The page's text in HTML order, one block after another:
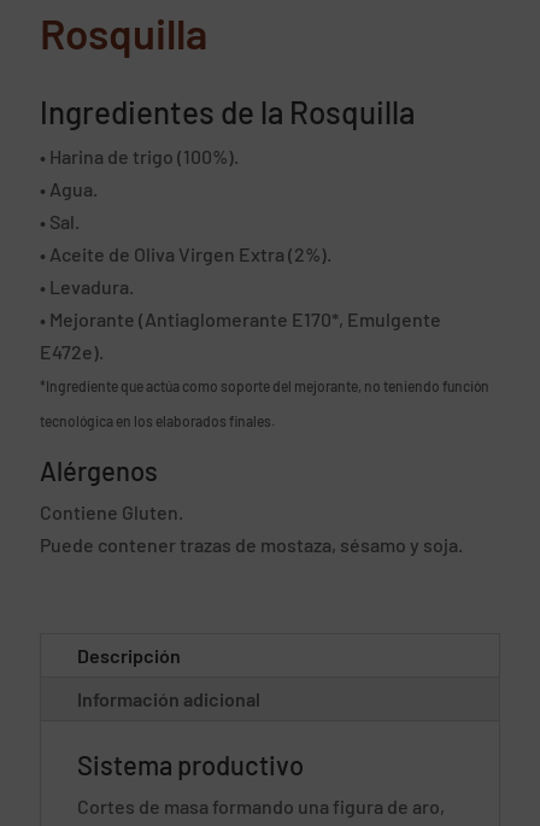
Rosquilla
Ingredientes de la Rosquilla
• Harina de trigo (100%).
• Agua.
• Sal.
• Aceite de Oliva Virgen Extra (2%).
• Levadura.
• Mejorante (Antiaglomerante E170*, Emulgente
E472e).
*Ingrediente que actúa como soporte del mejorante, no teniendo función
tecnológica en los elaborados finales.
Alérgenos
Contiene Gluten.
Puede contener trazas de mostaza, sésamo y soja.
Descripción
Información adicional
Sistema productivo
Cortes de masa formando una figura de aro,